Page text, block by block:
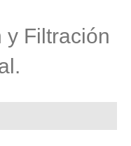
y Filtración